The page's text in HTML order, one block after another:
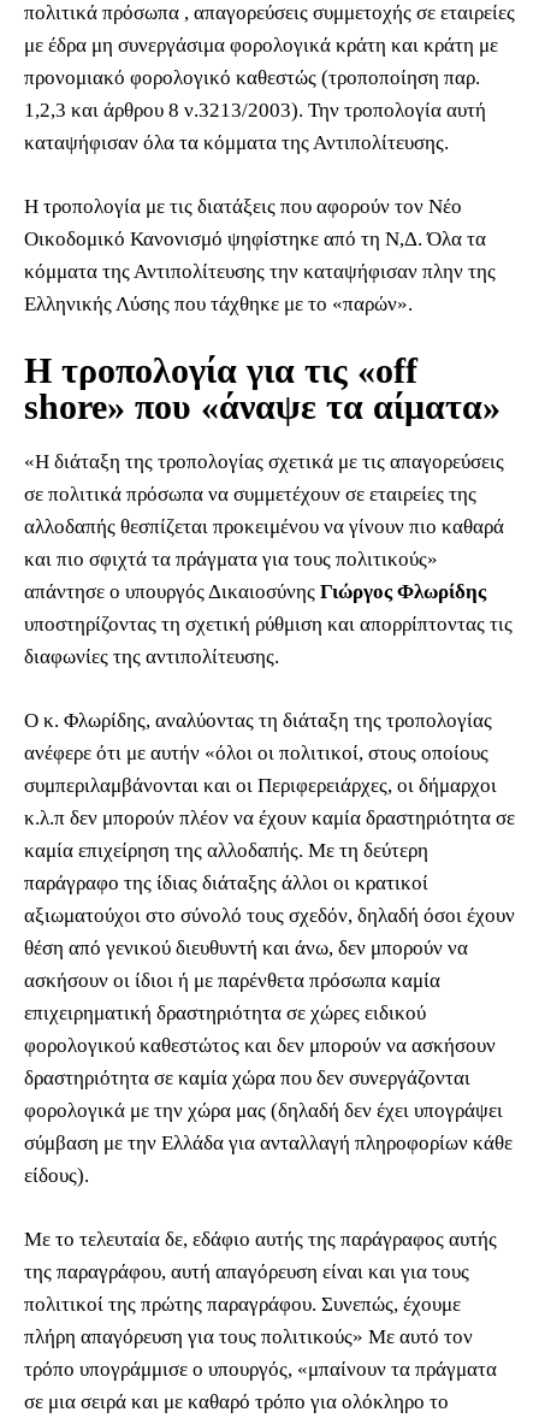
πολιτικά πρόσωπα , απαγορεύσεις συμμετοχής σε εταιρείες
με έδρα μη συνεργάσιμα φορολογικά κράτη και κράτη με
προνομιακό φορολογικό καθεστώς (τροποποίηση παρ.
1,2,3 και άρθρου 8 ν.3213/2003). Την τροπολογία αυτή
καταψήφισαν όλα τα κόμματα της Αντιπολίτευσης.
Η τροπολογία με τις διατάξεις που αφορούν τον Νέο
Οικοδομικό Κανονισμό ψηφίστηκε από τη Ν,Δ. Όλα τα
κόμματα της Αντιπολίτευσης την καταψήφισαν πλην της
Ελληνικής Λύσης που τάχθηκε με το «παρών».
Η τροπολογία για τις «off
shore» που «άναψε τα αίματα»
«Η διάταξη της τροπολογίας σχετικά με τις απαγορεύσεις
σε πολιτικά πρόσωπα να συμμετέχουν σε εταιρείες της
αλλοδαπής θεσπίζεται προκειμένου να γίνουν πιο καθαρά
και πιο σφιχτά τα πράγματα για τους πολιτικούς»
απάντησε ο υπουργός Δικαιοσύνης Γιώργος Φλωρίδης
υποστηρίζοντας τη σχετική ρύθμιση και απορρίπτοντας τις
διαφωνίες της αντιπολίτευσης.
Ο κ. Φλωρίδης, αναλύοντας τη διάταξη της τροπολογίας
ανέφερε ότι με αυτήν «όλοι οι πολιτικοί, στους οποίους
συμπεριλαμβάνονται και οι Περιφερειάρχες, οι δήμαρχοι
κ.λ.π δεν μπορούν πλέον να έχουν καμία δραστηριότητα σε
καμία επιχείρηση της αλλοδαπής. Με τη δεύτερη
παράγραφο της ίδιας διάταξης άλλοι οι κρατικοί
αξιωματούχοι στο σύνολό τους σχεδόν, δηλαδή όσοι έχουν
θέση από γενικού διευθυντή και άνω, δεν μπορούν να
ασκήσουν οι ίδιοι ή με παρένθετα πρόσωπα καμία
επιχειρηματική δραστηριότητα σε χώρες ειδικού
φορολογικού καθεστώτος και δεν μπορούν να ασκήσουν
δραστηριότητα σε καμία χώρα που δεν συνεργάζονται
φορολογικά με την χώρα μας (δηλαδή δεν έχει υπογράψει
σύμβαση με την Ελλάδα για ανταλλαγή πληροφορίων κάθε
είδους).
Με το τελευταία δε, εδάφιο αυτής της παράγραφος αυτής
της παραγράφου, αυτή απαγόρευση είναι και για τους
πολιτικοί της πρώτης παραγράφου. Συνεπώς, έχουμε
πλήρη απαγόρευση για τους πολιτικούς» Με αυτό τον
τρόπο υπογράμμισε ο υπουργός, «μπαίνουν τα πράγματα
σε μια σειρά και με καθαρό τρόπο για ολόκληρο το